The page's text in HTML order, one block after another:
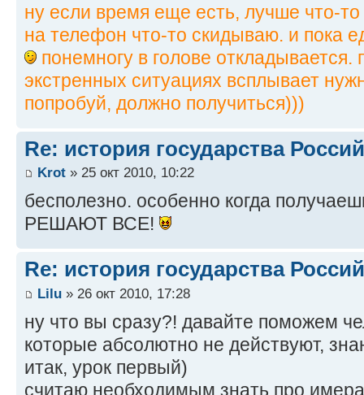
ну если время еще есть, лучше что-то
на телефон что-то скидываю. и пока
понемногу в голове откладывается.
экстренных ситуациях всплывает
попробуй, должно получиться)))
Re: история государства
Krot » 25 окт 2010, 10:22
бесполезно. особенно когда
РЕШАЮТ ВСЕ!
Re: история государства
Lilu » 26 окт 2010, 17:28
ну что вы сразу?! давайте поможем
которые абсолютно не действуют,
итак, урок первый)
считаю необходимым знать про